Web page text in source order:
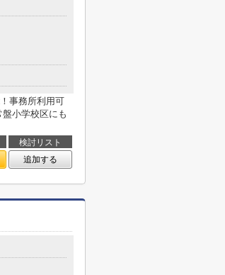
事務所利用可
小学校区にも
検討リスト
追加する